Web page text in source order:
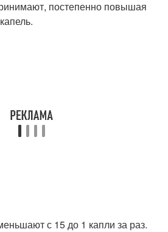
постепенно повышая
с 15 до 1 капли за раз.